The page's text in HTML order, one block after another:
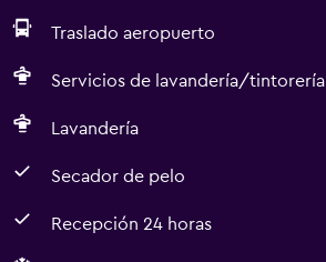
Traslado aeropuerto
Servicios de lavandería/tintorería
Lavandería
Secador de pelo
Recepción 24 horas